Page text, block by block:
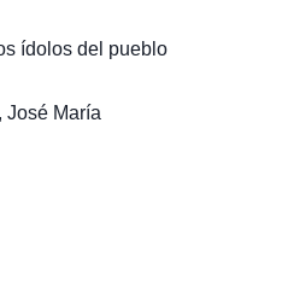
ídolos del pueblo
José María